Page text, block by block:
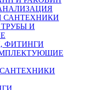
САНТЕХНИКИ
И
ФИТИНГИ